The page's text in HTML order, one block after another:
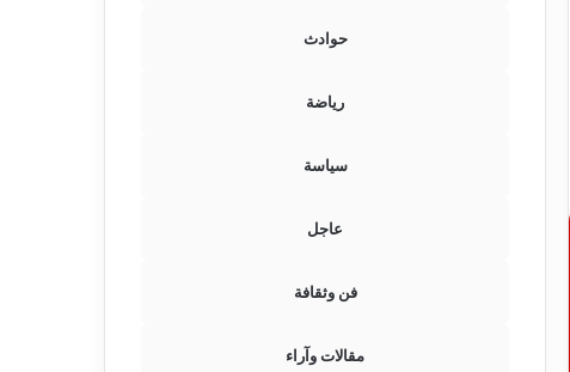
حوادث
رياضة
سياسة
عاجل
فن وثقافة
مقالات وآراء